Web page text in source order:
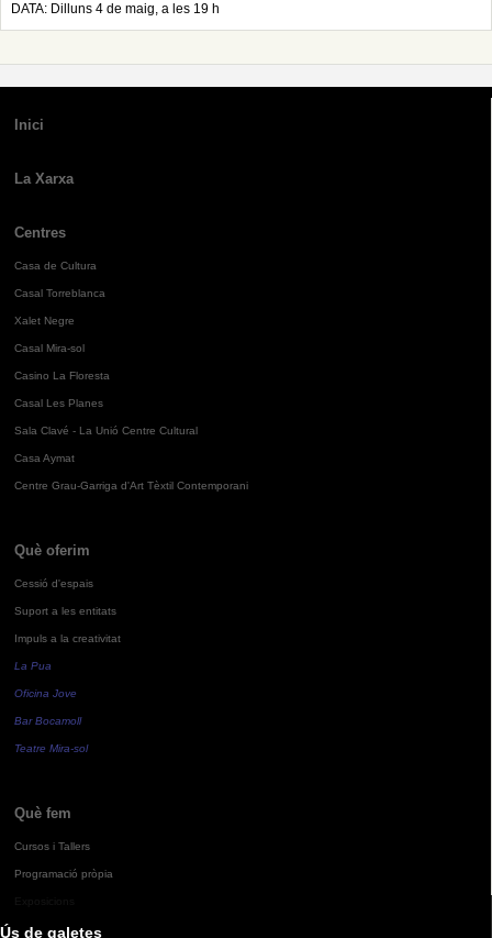
Ús de galetes
DATA: Dilluns 4 de maig, a les 19 h
Inici
La Xarxa
Centres
Casa de Cultura
Casal Torreblanca
Xalet Negre
Casal Mira-sol
Casino La Floresta
Casal Les Planes
Sala Clavé - La Unió Centre Cultural
Casa Aymat
Centre Grau-Garriga d'Art Tèxtil Contemporani
Què oferim
Cessió d'espais
Suport a les entitats
Impuls a la creativitat
La Pua
Oficina Jove
Bar Bocamoll
Teatre Mira-sol
Què fem
Cursos i Tallers
Programació pròpia